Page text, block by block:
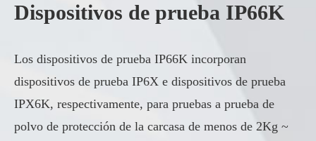
Dispositivos de prueba IP66K
Los dispositivos de prueba IP66K incorporan
dispositivos de prueba IP6X e dispositivos de prueba
IPX6K, respectivamente, para pruebas a prueba de
polvo de protección de la carcasa de menos de 2Kg ~